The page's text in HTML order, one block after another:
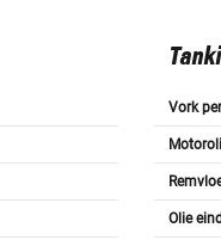
Vork
Olie